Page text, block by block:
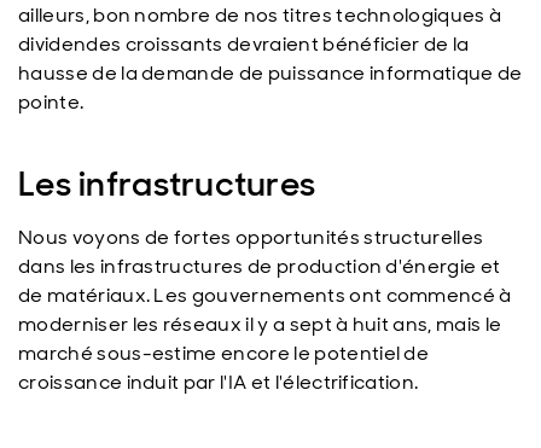
ailleurs, bon nombre de nos titres technologiques à
dividendes croissants devraient bénéficier de la
hausse de la demande de puissance informatique de
pointe.
Les infrastructures
Nous voyons de fortes opportunités structurelles
dans les infrastructures de production d'énergie et
de matériaux. Les gouvernements ont commencé à
moderniser les réseaux il y a sept à huit ans, mais le
marché sous-estime encore le potentiel de
croissance induit par l'IA et l'électrification.